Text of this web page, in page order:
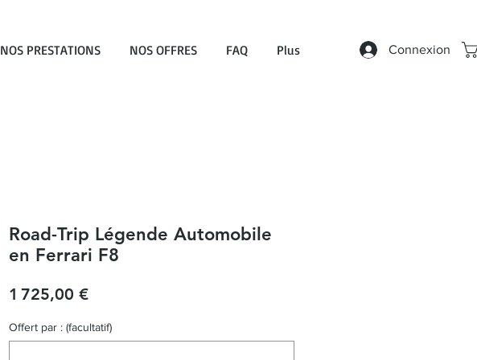
NOS PRESTATIONS NOS OFFRES FAQ Plus Connexion
Road-Trip Légende Automobile
en Ferrari F8
1 725,00 €Prix
Offert par : (facultatif)